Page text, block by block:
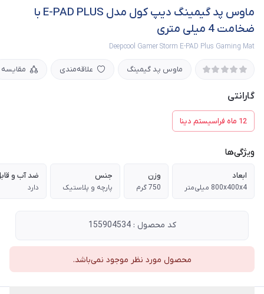
ماوس پد گیمینگ دیپ کول مدل E-PAD PLUS با
ضخامت 4 میلی متری
Deepcool Gamer Storm E-PAD Plus Gaming Mat
ماوس پد گیمینگ علاقه‌مندی مقایسه
گارانتی
12 ماه فراسیستم دینا
ویژگی‌ها
ابعاد
800x400x4 میلی‌متر
وزن
750 گرم
جنس
پارچه و پلاستیک
ضد آب و
دارد
کد محصول : 155904534
محصول مورد نظر موجود نمی‌باشد.